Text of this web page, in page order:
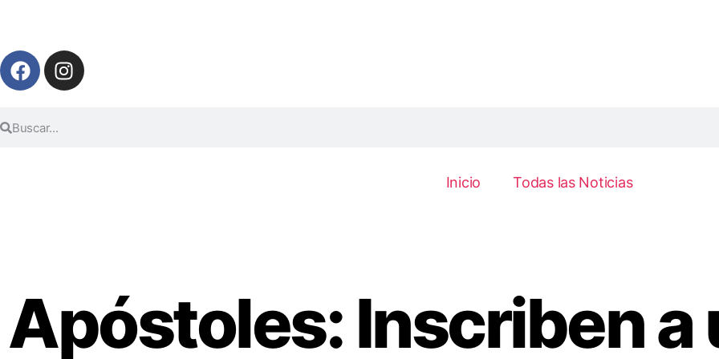
Inicio Todas las Noticias
Apóstoles: Inscriben a